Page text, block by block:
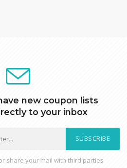
new coupon lists
to your inbox
SUBSCRIBE
share your mail with third parties